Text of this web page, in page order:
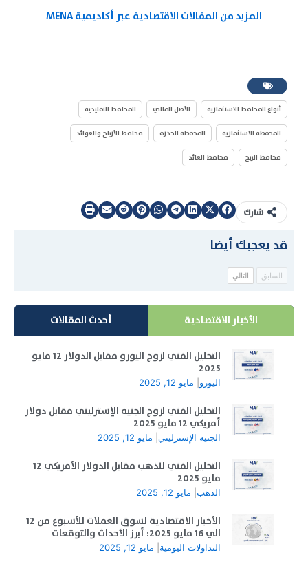
المزيد من المقالات الاقتصادية عبر أكاديمية MENA
أنواع المحافظ الاستثمارية الأصل المالي المحافظ التقليدية
المحفظة الاستثمارية المحفظة الحذرة محافظ الأرباح والعوائد
محافظ الربح محافظ العائد
شارك
قد يعجبك أيضا
السابق التالي
الأخبار الاقتصادية أحدث المقالات
التحليل الفني لزوج اليورو مقابل الدولار 12 مايو
2025
اليورو مايو 12, 2025
التحليل الفني لزوج الجنيه الإسترليني مقابل دولار
أمريكي 12 مايو 2025
الجنيه الإسترليني مايو 12, 2025
التحليل الفني للذهب مقابل الدولار الأمريكي 12
مايو 2025
الذهب مايو 12, 2025
الأخبار الاقتصادية لسوق العملات للأسبوع من 12
الي 16 مايو 2025: أبرز الأحداث والتوقعات
التداولات اليومية مايو 12, 2025